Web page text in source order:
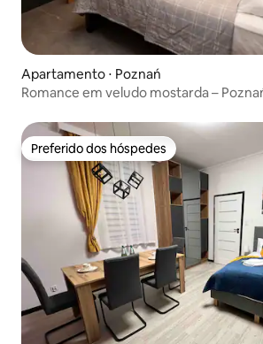
Apartamento ⋅ Poznań
Romance em veludo mostarda –
Preferido dos hóspedes
Preferido dos hóspedes